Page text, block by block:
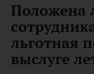
Положена
льготная
выслуге